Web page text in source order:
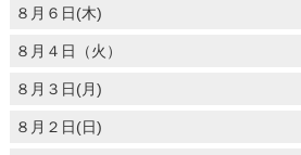
８月６日(木)
８月４日（火）
８月３日(月)
８月２日(日)